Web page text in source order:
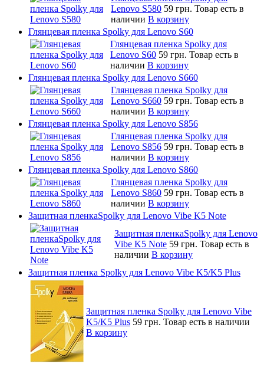
Lenovo S580 59 грн. Товар есть в
наличии В корзину
Глянцевая пленка Spolky для Lenovo S60
Глянцевая пленка Spolky для
Lenovo S60 59 грн. Товар есть в
наличии В корзину
Глянцевая пленка Spolky для Lenovo S660
Глянцевая пленка Spolky для
Lenovo S660 59 грн. Товар есть в
наличии В корзину
Глянцевая пленка Spolky для Lenovo S856
Глянцевая пленка Spolky для
Lenovo S856 59 грн. Товар есть в
наличии В корзину
Глянцевая пленка Spolky для Lenovo S860
Глянцевая пленка Spolky для
Lenovo S860 59 грн. Товар есть в
наличии В корзину
Защитная пленкаSpolky для Lenovo Vibe K5 Note
Защитная пленкаSpolky для Lenovo
Vibe K5 Note 59 грн. Товар есть в
наличии В корзину
Защитная пленка Spolky для Lenovo Vibe K5/K5 Plus
Защитная пленка Spolky для Lenovo Vibe
K5/K5 Plus 59 грн. Товар есть в наличии
В корзину